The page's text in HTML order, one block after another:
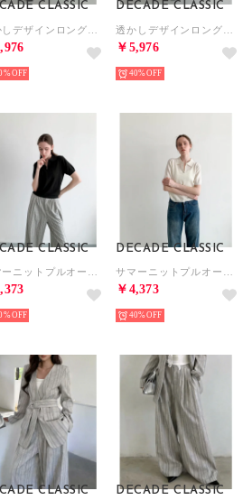
CLASSIC DECADE CLASSIC
￥5,976
40%
CLASSIC DECADE CLASSIC
￥4,373
40%
CLASSIC DECADE CLASSIC